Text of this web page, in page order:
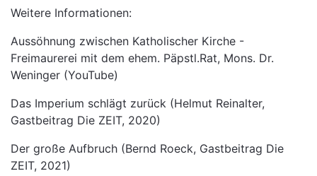
Weitere Informationen:
Aussöhnung zwischen Katholischer Kirche -
Freimaurerei mit dem ehem. Päpstl.Rat, Mons. Dr.
Weninger (YouTube)
Das Imperium schlägt zurück (Helmut Reinalter,
Gastbeitrag Die ZEIT, 2020)
Der große Aufbruch (Bernd Roeck, Gastbeitrag Die
ZEIT, 2021)